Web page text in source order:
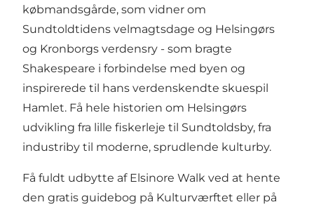
købmandsgårde, som vidner om
Sundtoldtidens velmagtsdage og Helsingørs
og Kronborgs verdensry - som bragte
Shakespeare i forbindelse med byen og
inspirerede til hans verdenskendte skuespil
Hamlet. Få hele historien om Helsingørs
udvikling fra lille fiskerleje til Sundtoldsby, fra
industriby til moderne, sprudlende kulturby.
Få fuldt udbytte af Elsinore Walk ved at hente
den gratis guidebog på Kulturværftet eller på